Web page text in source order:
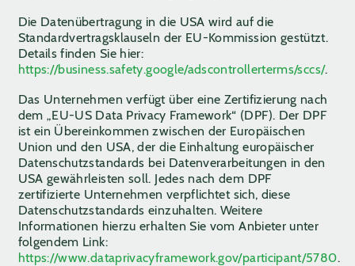
Die Datenübertragung in die USA wird auf die
Standardvertragsklauseln der EU-Kommission gestützt.
Details finden Sie hier:
https://business.safety.google/adscontrollerterms/sccs/.
Das Unternehmen verfügt über eine Zertifizierung nach
dem „EU-US Data Privacy Framework“ (DPF). Der DPF
ist ein Übereinkommen zwischen der Europäischen
Union und den USA, der die Einhaltung europäischer
Datenschutzstandards bei Datenverarbeitungen in den
USA gewährleisten soll. Jedes nach dem DPF
zertifizierte Unternehmen verpflichtet sich, diese
Datenschutzstandards einzuhalten. Weitere
Informationen hierzu erhalten Sie vom Anbieter unter
folgendem Link:
https://www.dataprivacyframework.gov/participant/5780.